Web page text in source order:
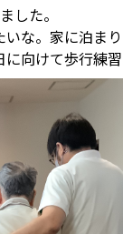
した。
な。家に泊ま
向けて歩行練習